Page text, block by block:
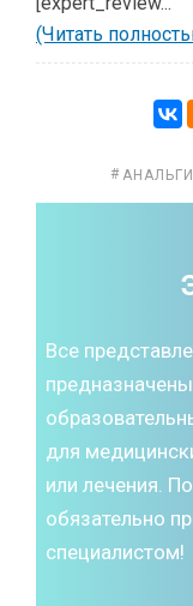
(Читать
Все
для
или лечения.
обязательно
специалистом!